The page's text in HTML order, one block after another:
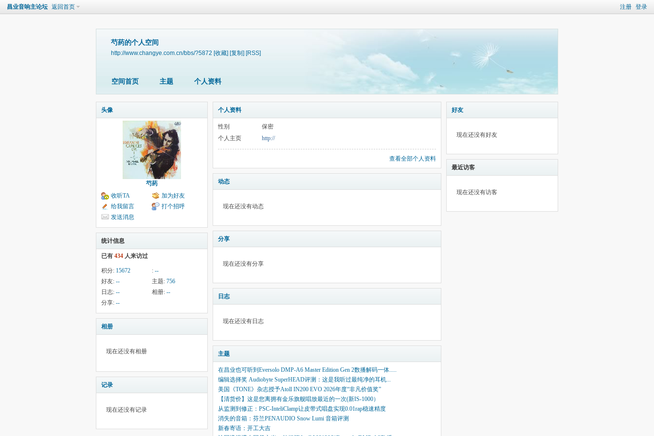
注册 登录
昌业音响主论坛 返回首页
芍药的个人空间
http://www.changye.com.cn/bbs/?5872 [收藏] [复制] [RSS]
空间首页 主题 个人资料
头像
芍药
收听TA
加为好友
给我留言
打个招呼
发送消息
统计信息
已有 434 人来访过
积分: 15672 : --
好友: -- 主题: 756
日志: -- 相册: --
分享: --
相册
现在还没有相册
记录
现在还没有记录
个人资料
性别
保密
个人主页
http://
查看全部个人资料
动态
现在还没有动态
分享
现在还没有分享
日志
现在还没有日志
主题
在昌业也可听到Eversolo DMP-A6 Master Edition Gen 2数播解码一体.....
编辑选择奖 Audiobyte SuperHEAD评测：这是我听过最纯净的耳机...
美国《TONE》杂志授予Atoll IN200 EVO 2026年度“非凡价值奖”
【清货价】这是您离拥有金乐旗舰唱放最近的一次(新IS-1000）
从监测到修正：PSC-InteliClamp让皮带式唱盘实现0.01rap稳速精度
消失的音箱：芬兰PENAUDIO Snow Lumi 音箱评测
新春寄语：开工大吉
好友
现在还没有好友
最近访客
现在还没有访客